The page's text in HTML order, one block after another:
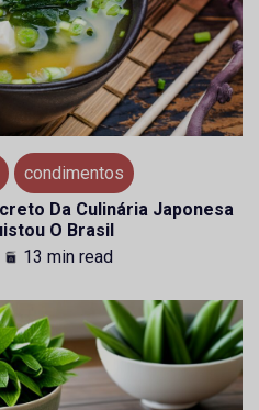
condimentos
Da Culinária Japonesa
O Brasil
13 min read